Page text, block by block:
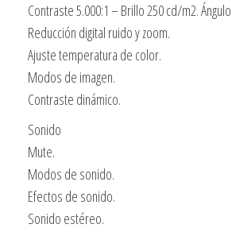
Contraste 5.000:1 – Brillo 250 cd/m2.
Reducción digital ruido y zoom.
Ajuste temperatura de color.
Modos de imagen.
Contraste dinámico.
Sonido
Mute.
Modos de sonido.
Efectos de sonido.
Sonido estéreo.